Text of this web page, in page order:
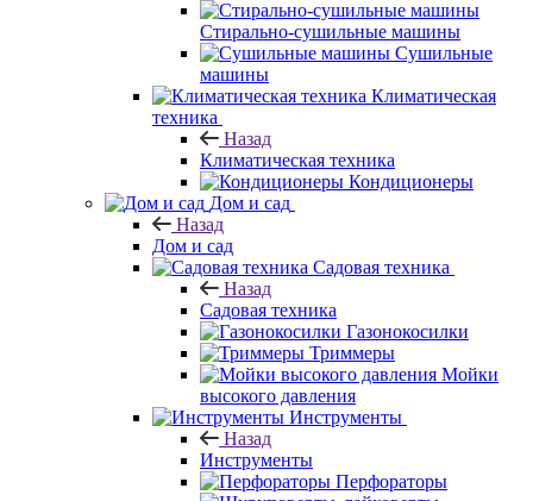
Стирально-сушильные машины
Сушильные
машины
Климатическая
техника
Назад
Климатическая техника
Кондиционеры
Дом и сад
Назад
Дом и сад
Садовая техника
Назад
Садовая техника
Газонокосилки
Триммеры
Мойки
высокого давления
Инструменты
Назад
Инструменты
Перфораторы